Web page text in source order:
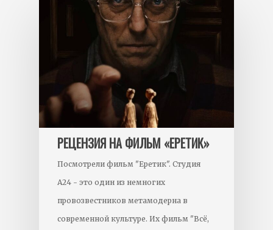
РЕЦЕНЗИЯ НА ФИЛЬМ «ЕРЕТИК»
Посмотрели фильм "Еретик". Студия
А24 - это один из немногих
провозвестников метамодерна в
современной культуре. Их фильм "Всё,